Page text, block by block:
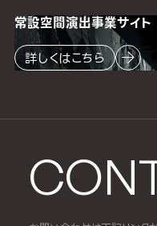
常設空間演出事業サイト
詳しくはこちら